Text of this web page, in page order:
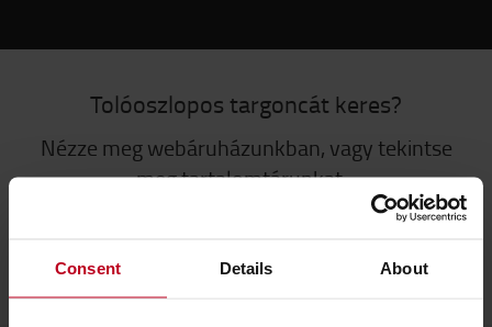
Consent Details About
Tolóoszlopos targoncát keres?
Nézze meg webáruházunkban, vagy tekintse
meg tartalomtárunkat.
TARTALOMTÁR